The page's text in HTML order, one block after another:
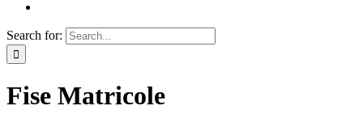
Search for:
Fise Matricole